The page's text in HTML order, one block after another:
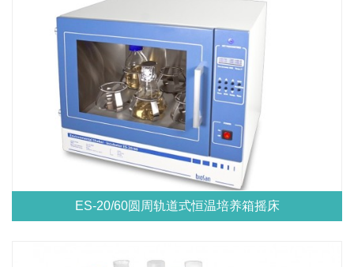
ES-20/60圆周轨道式恒温培养箱摇床